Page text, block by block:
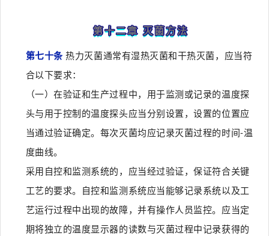
第十二章 灭菌方法
第七十条热力灭菌通常有湿热灭菌和干热灭菌，应当符
合以下要求：
（一）在验证和生产过程中，用于监测或记录的温度探
头与用于控制的温度探头应当分别设置，设置的位置应
当通过验证确定。每次灭菌均应记录灭菌过程的时间-温
度曲线。
采用自控和监测系统的，应当经过验证，保证符合关键
工艺的要求。自控和监测系统应当能够记录系统以及工
艺运行过程中出现的故障，并有操作人员监控。应当定
期将独立的温度显示器的读数与灭菌过程中记录获得的